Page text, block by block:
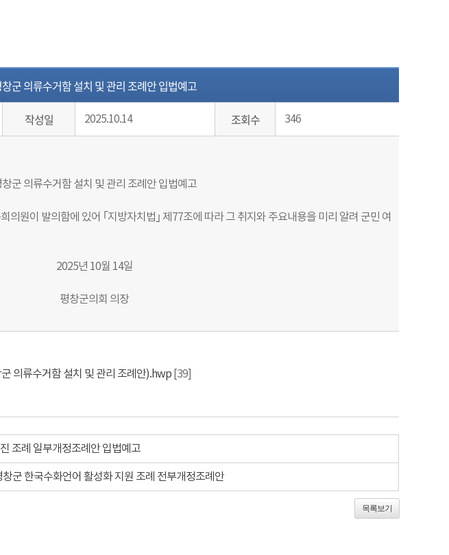
군 의류수거함 설치 및 관리 조례안 입법예고
작성일 2025.10.14 조회수 346
창군 의류수거함 설치 및 관리 조례안 입법예고
의원이 발의함에 있어 ｢지방자치법｣ 제77조에 따라 그 취지와 주요내용을 미리 알려 군민 여
2025년 10월 14일
평창군의회 의장
의류수거함 설치 및 관리 조례안).hwp [39]
조례 일부개정조례안 입법예고
군 한국수화언어 활성화 지원 조례 전부개정조례안
목록보기